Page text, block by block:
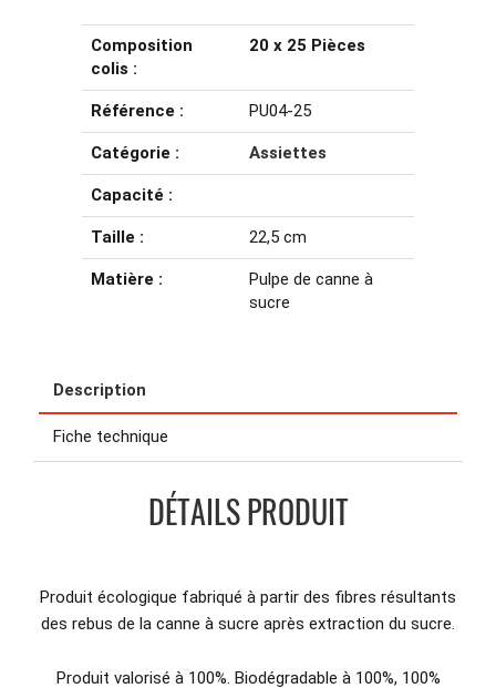
Composition
colis :
20 x 25 Pièces
Référence : PU04-25
Catégorie : Assiettes
Capacité :
Taille : 22,5 cm
Matière :
Pulpe de canne à
sucre
Description
Fiche technique
DÉTAILS PRODUIT
Produit écologique fabriqué à partir des fibres résultants
des rebus de la canne à sucre après extraction du sucre.
Produit valorisé à 100%. Biodégradable à 100%, 100%